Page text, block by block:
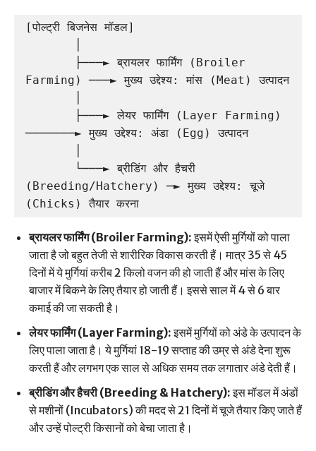
[पोल्ट्री बिजनेस मॉडल]
Farming) ───► मुख्य उद्देश्य: मांस (Meat) उत्पादन
───────► मुख्य उद्देश्य: अंडा (Egg) उत्पादन
(Breeding/Hatchery) ─► मुख्य उद्देश्य: चूजे
ब्रायलर फार्मिंग (Broiler Farming):इसमें ऐसी मुर्गियों को पाला
जाता है जो बहुत तेजी से शारीरिक विकास करती हैं। मात्र 35 से 45
दिनों में ये मुर्गियां करीब 2 किलो वजन की हो जाती हैं और मांस के लिए
बाजार में बिकने के लिए तैयार हो जाती हैं। इससे साल में 4 से 6 बार
कमाई की जा सकती है।
लेयर फार्मिंग (Layer Farming):इसमें मुर्गियों को अंडे के उत्पादन के
लिए पाला जाता है। ये मुर्गियां 18-19 सप्ताह की उम्र से अंडे देना शुरू
करती हैं और लगभग एक साल से अधिक समय तक लगातार अंडे देती हैं।
ब्रीडिंग और हैचरी (Breeding & Hatchery):इस मॉडल में अंडों
से मशीनों (Incubators) की मदद से 21 दिनों में चूजे तैयार किए जाते हैं
और उन्हें पोल्ट्री किसानों को बेचा जाता है।